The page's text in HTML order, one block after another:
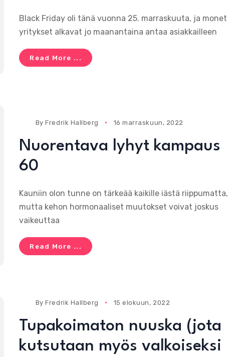
Black Friday oli tänä vuonna 25. marraskuuta, ja monet
yritykset alkavat jo maanantaina antaa asiakkailleen
Read More ...
ByFredrik Hallberg 16 marraskuun, 2022
Nuorentava lyhyt kampaus
60
Kauniin olon tunne on tärkeää kaikille iästä riippumatta,
mutta kehon hormonaaliset muutokset voivat joskus
vaikeuttaa
Read More ...
ByFredrik Hallberg 15 elokuun, 2022
Tupakoimaton nuuska (jota
kutsutaan myös valkoiseksi